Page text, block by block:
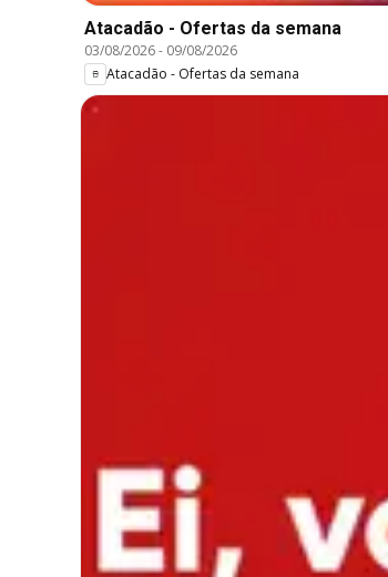
Atacadão - Ofertas da semana
03/08/2026- 09/08/2026
Atacadão - Ofertas da semana